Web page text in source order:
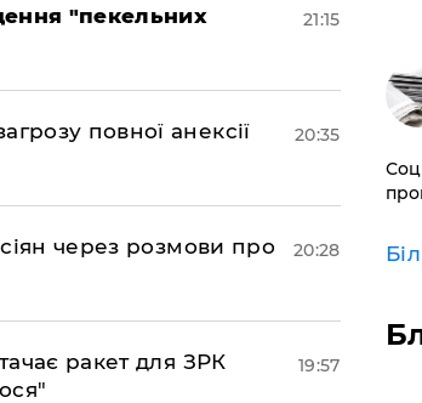
"пекельних
21:15
повної анексії
20:35
через розмови про
20:28
ракет для ЗРК
19:57